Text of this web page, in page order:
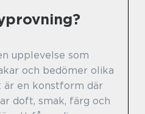
upplevelse som
och bedömer olika
är en konstform där
doft, smak, färg och